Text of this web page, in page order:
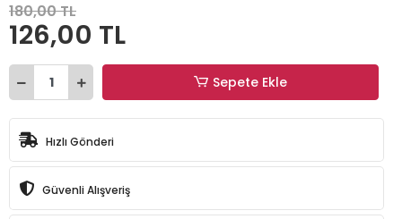
180,00 TL
126,00 TL
Sepete Ekle
Hızlı Gönderi
Güvenli Alışveriş